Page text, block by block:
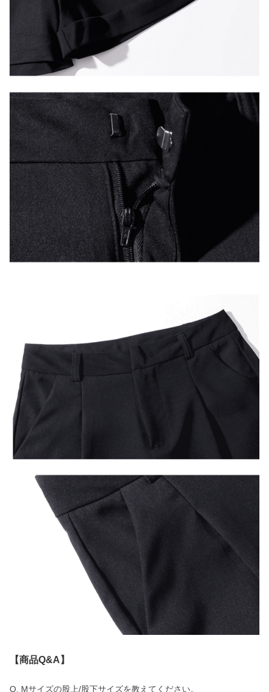
【商品Q&A】
Q. Mサイズの股上/股下サイズを教えてください。